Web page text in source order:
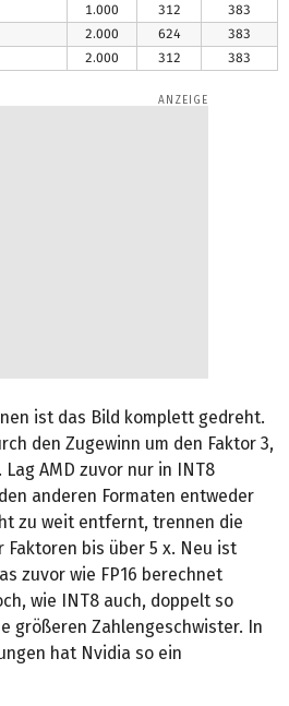
1.000 312
383
2.000 624
383
2.000 312 383
ist das Bild komplett gedreht.
den Zugewinn um den Faktor 3,
AMD zuvor nur in INT8
anderen Formaten entweder
zu weit entfernt, trennen die
bis über 5 x. Neu ist
zuvor wie FP16 berechnet
wie INT8 auch, doppelt so
größeren Zahlengeschwister. In
hat Nvidia so ein